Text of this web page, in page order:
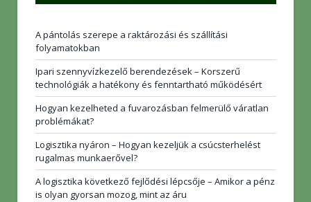
A pántolás szerepe a raktározási és szállítási
folyamatokban
Ipari szennyvízkezelő berendezések – Korszerű
technológiák a hatékony és fenntartható működésért
Hogyan kezelheted a fuvarozásban felmerülő váratlan
problémákat?
Logisztika nyáron – Hogyan kezeljük a csúcsterhelést
rugalmas munkaerővel?
A logisztika következő fejlődési lépcsője – Amikor a pénz
is olyan gyorsan mozog, mint az áru